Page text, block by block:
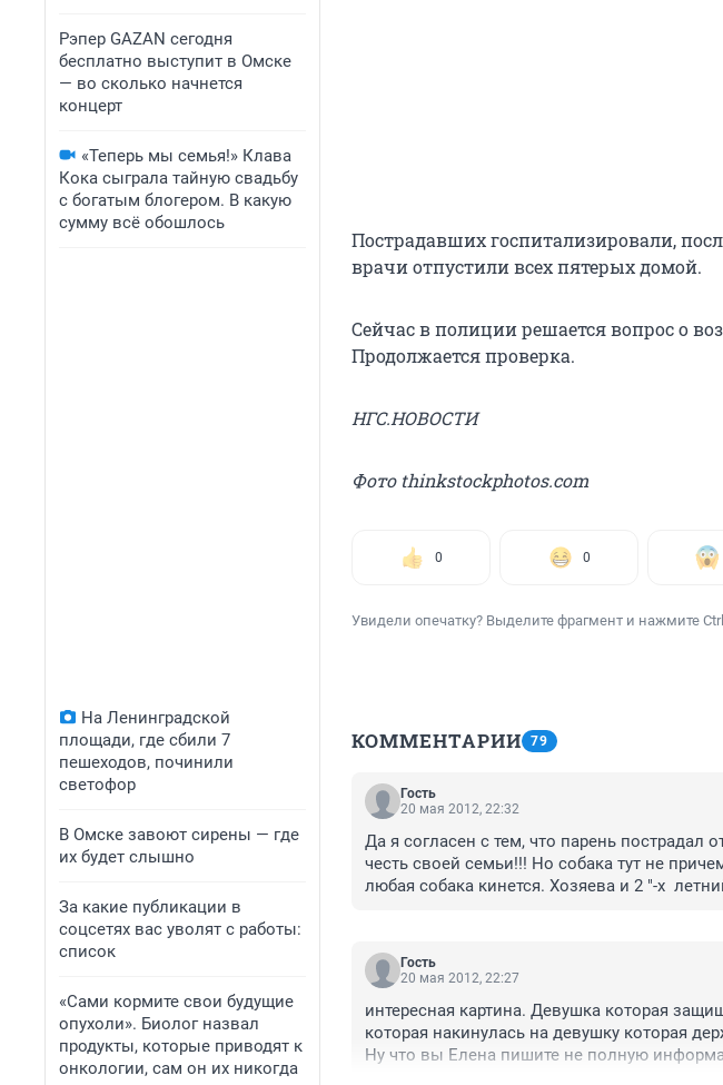
Рэпер GAZAN сегодня
бесплатно выступит в Омске
— во сколько начнется
концерт
«Теперь мы семья!» Клава
Кока сыграла тайную свадьбу
с богатым блогером. В какую
сумму всё обошлось
На Ленинградской
площади, где сбили 7
пешеходов, починили
светофор
В Омске завоют сирены — где
их будет слышно
За какие публикации в
соцсетях вас уволят с работы:
список
«Сами кормите свои будущие
опухоли». Биолог назвал
продукты, которые приводят к
онкологии, сам он их никогда
Пострадавших госпитализировали,
врачи отпустили всех пятерых домой.
Сейчас в полиции решается вопрос о
Продолжается проверка.
НГС.НОВОСТИ
Фото thinkstockphotos.com
0 0
Увидели опечатку? Выделите фрагмент и нажмите
КОММЕНТАРИИ 79
Гость
20 мая 2012, 22:32
Да я согласен с тем, что парень пострадал
честь своей семьи!!! Но собака тут не
любая собака кинется. Хозяева и 2 "-х
Гость
20 мая 2012, 22:27
интересная картина. Девушка которая
которая накинулась на девушку которая
Ну что вы Елена пишите не полную